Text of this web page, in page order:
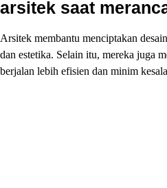
arsitek saat
Arsitek membantu menciptakan
dan estetika. Selain itu, mereka juga
berjalan lebih efisien dan minim